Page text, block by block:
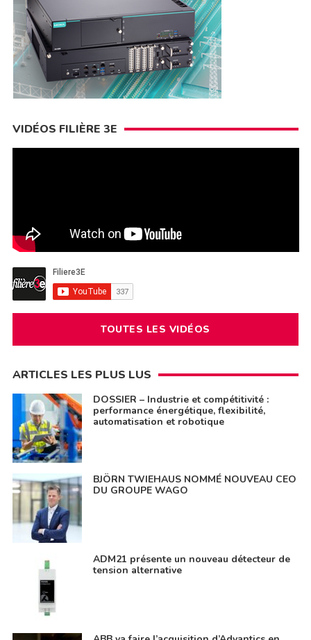
VIDÉOS FILIÈRE 3E
TOUTES LES VIDÉOS
ARTICLES LES PLUS LUS
DOSSIER – Industrie et compétitivité :
performance énergétique, flexibilité,
automatisation et robotique
BJÖRN TWIEHAUS NOMMÉ NOUVEAU CEO
DU GROUPE WAGO
ADM21 présente un nouveau détecteur de
tension alternative